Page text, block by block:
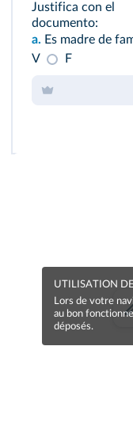
Justifica con el
documento:
a. Es madre de
V
F
UTILISATION
Lors de votre
au bon
déposés.